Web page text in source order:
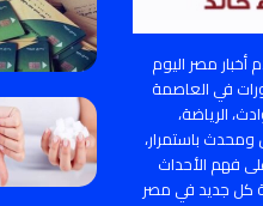
أخبار مصر اليوم
في العاصمة
الرياضة،
باستمرار،
فهم الأحداث
كل جديد في مصر